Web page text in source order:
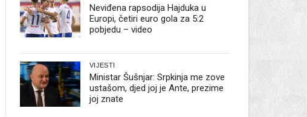
Neviđena rapsodija Hajduka u
Europi, četiri euro gola za 5:2
pobjedu – video
VIJESTI
Ministar Šušnjar: Srpkinja me zove
ustašom, djed joj je Ante, prezime
joj znate